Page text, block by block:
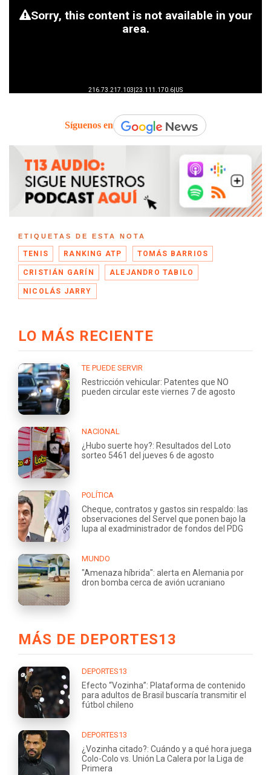
Síguenos en
ETIQUETAS DE ESTA NOTA
TENIS RANKING ATP TOMÁS BARRIOS
CRISTIÁN GARÍN ALEJANDRO TABILO
NICOLÁS JARRY
LO MÁS RECIENTE
TE PUEDE SERVIR
Restricción vehicular: Patentes que NO
pueden circular este viernes 7 de agosto
NACIONAL
¿Hubo suerte hoy?: Resultados del Loto
sorteo 5461 del jueves 6 de agosto
POLÍTICA
Cheque, contratos y gastos sin respaldo: las
observaciones del Servel que ponen bajo la
lupa al exadministrador de fondos del PDG
MUNDO
"Amenaza híbrida": alerta en Alemania por
dron bomba cerca de avión ucraniano
MÁS DE DEPORTES13
DEPORTES13
Efecto “Vozinha”: Plataforma de contenido
para adultos de Brasil buscaría transmitir el
fútbol chileno
DEPORTES13
¿Vozinha citado?: Cuándo y a qué hora juega
Colo-Colo vs. Unión La Calera por la Liga de
Primera